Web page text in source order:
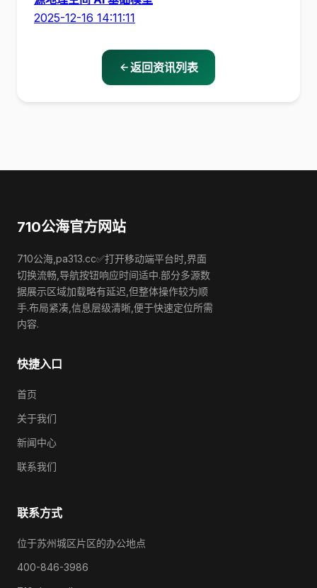
2025-12-16 14:11:11
返回资讯列表
710公海官方网站
710公海,pa313.cc✅打开移动端平台时,界面
切换流畅,导航按钮响应时间适中.部分多源数
据展示区域加载略有延迟,但整体操作较为顺
手.布局紧凑,信息层级清晰,便于快速定位所需
内容.
快捷入口
首页
关于我们
新闻中心
联系我们
联系方式
位于苏州城区片区的办公地点
400-846-3986